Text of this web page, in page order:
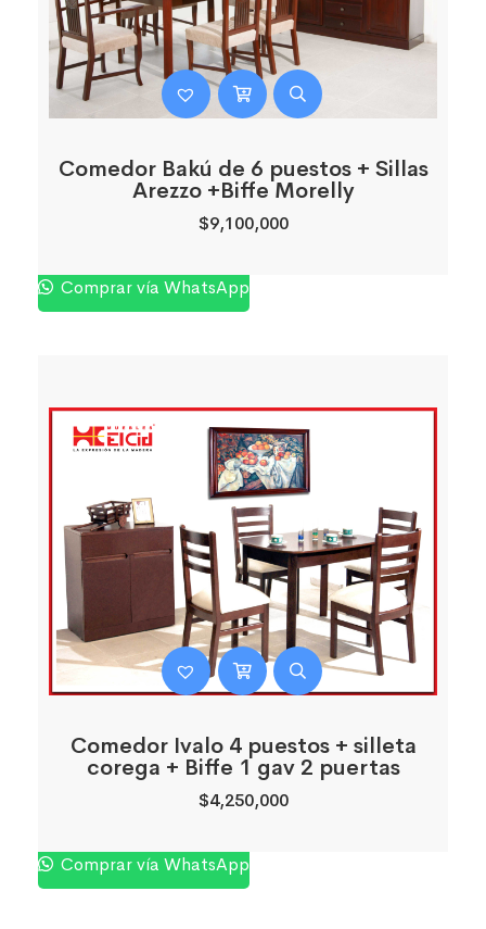
Comedor Bakú de 6 puestos + Sillas
Arezzo +Biffe Morelly
$9,100,000
Comprar vía WhatsApp
Comedor Ivalo 4 puestos + silleta
corega + Biffe 1 gav 2 puertas
$4,250,000
Comprar vía WhatsApp